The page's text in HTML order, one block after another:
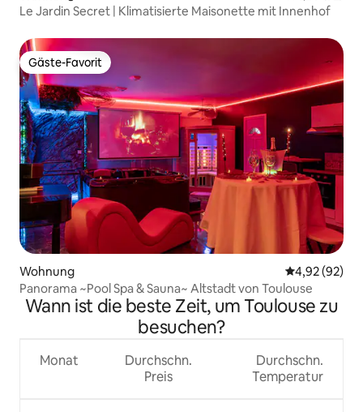
Le Jardin Secret | Klimatisierte Maisonette mit Innenhof
Gäste-Favorit
Gäste-Favorit
Wohnung
4,92 (92)
Panorama ~Pool Spa & Sauna~ Altstadt von Toulouse
Wann ist die beste Zeit, um Toulouse zu
besuchen?
Monat
Durchschn.
Preis
Durchschn.
Temperatur